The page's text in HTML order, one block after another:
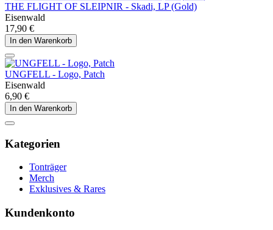
THE FLIGHT OF SLEIPNIR - Skadi, LP (Gold)
Eisenwald
17,90 €
In den Warenkorb
UNGFELL - Logo, Patch
Eisenwald
6,90 €
In den Warenkorb
Kategorien
Tonträger
Merch
Exklusives & Rares
Kundenkonto